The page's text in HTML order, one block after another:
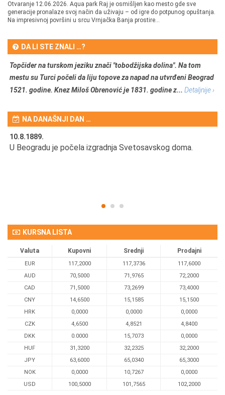
Otvaranje 12.06.2026. Aqua park Raj je osmišljen kao mesto gde sve
generacije pronalaze svoj način da uživaju – od igre do potpunog opuštanja.
Na impresivnoj površini u srcu Vrnjačka Banja prostire...
DA LI STE ZNALI …?
Topčider na turskom jeziku znači "tobodžijska dolina". Na tom
mestu su Turci počeli da liju topove za napad na utvrđeni Beograd
1521. godine. Knez Miloš Obrenović je 1831. godine z... Detaljnije ›
NA DANAŠNJI DAN …
10.8.1889.
U Beogradu je počela izgradnja Svetosavskog doma.
KURSNA LISTA
Valuta Kupovni Srednji Prodajni
EUR 117,2000 117,3736
117,6000
AUD
70,5000 71,9765
72,2000
CAD
71,5000 73,2699
73,4000
CNY
14,6500 15,1585
15,1500
HRK
0,0000 0,0000
0,0000
CZK
4,6500 4,8521
4,8400
DKK
0.0000 15,7073
0,0000
HUF
31,3200 32,2325
32,2000
JPY
63,6000 65,0340
65,3000
NOK
0,0000 10,7267
0,0000
USD
100,5000 101,7565 102,2000